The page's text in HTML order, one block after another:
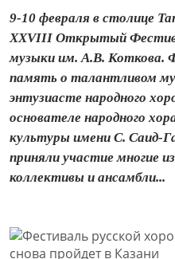
9-10 февраля в столице
XXVIII Открытый
музыки им. А.В. Коткова.
память о талантливом
энтузиасте народного
основателе народного
культуры имени С. Саид-
приняли участие многие
коллективы и ансамбли...